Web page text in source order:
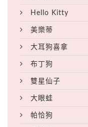
Hello Kitty
美樂蒂
大耳狗喜拿
布丁狗
雙星仙子
大眼蛙
帕恰狗